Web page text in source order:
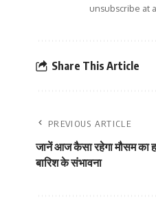
unsubscribe at
Share This Article
PREVIOUS ARTICLE
जानें आज कैसा रहेगा मौसम का
बारिश के संभावना